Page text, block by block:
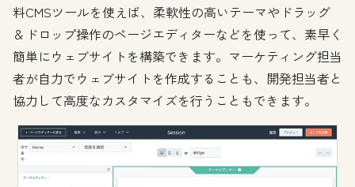
料CMSツールを使えば、柔軟性の高いテーマやドラッグ
＆ドロップ操作のページエディターなどを使って、素早く
簡単にウェブサイトを構築できます。マーケティング担当
者が自力でウェブサイトを作成することも、開発担当者と
協力して高度なカスタマイズを行うこともできます。